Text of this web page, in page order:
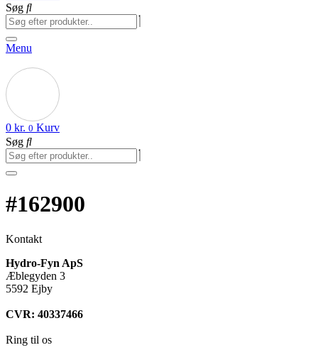
Søg
Menu
0 kr. 0 Kurv
Søg
#162900
Kontakt
Hydro-Fyn ApS
Æblegyden 3
5592 Ejby
CVR: 40337466
Ring til os